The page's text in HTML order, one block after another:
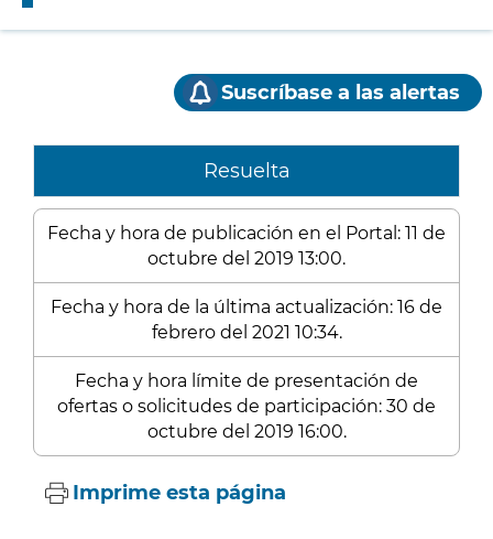
Suscríbase a las alertas
Resuelta
Fecha y hora de publicación en el Portal: 11 de
octubre del 2019 13:00.
Fecha y hora de la última actualización: 16 de
febrero del 2021 10:34.
Fecha y hora límite de presentación de
ofertas o solicitudes de participación: 30 de
octubre del 2019 16:00.
Imprime esta página